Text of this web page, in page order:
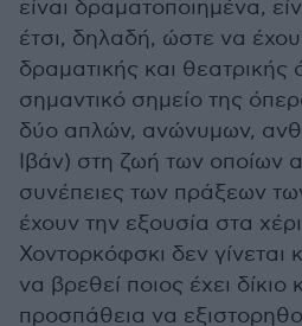
είναι δραματοποιημένα,
έτσι, δηλαδή, ώστε να
δραματικής και
σημαντικό σημείο της
δύο απλών, ανώνυμων,
Ιβάν) στη ζωή των οποίων
συνέπειες των πράξεων
έχουν την εξουσία στα
Χοντορκόφσκι δεν γίνεται
να βρεθεί ποιος έχει δίκιο
προσπάθεια να